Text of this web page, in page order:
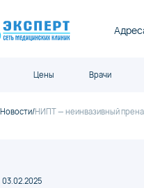
Цены Врачи
Новости/НИПТ — неинвазивный
03.02.2025